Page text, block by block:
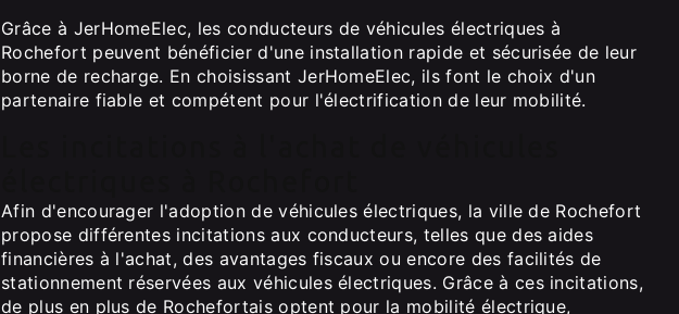
Grâce à JerHomeElec, les conducteurs de véhicules électriques à
Rochefort peuvent bénéficier d'une installation rapide et sécurisée de leur
borne de recharge. En choisissant JerHomeElec, ils font le choix d'un
partenaire fiable et compétent pour l'électrification de leur mobilité.
Afin d'encourager l'adoption de véhicules électriques, la ville de Rochefort
propose différentes incitations aux conducteurs, telles que des aides
financières à l'achat, des avantages fiscaux ou encore des facilités de
stationnement réservées aux véhicules électriques. Grâce à ces incitations,
de plus en plus de Rochefortais optent pour la mobilité électrique,